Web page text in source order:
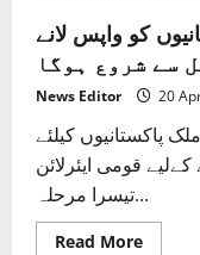
کو واپس لانے
News Editor 20
پاکستانیوں کیلئے
قومی ایئرلائن
تیسرا مرحلہ...
Read MoreRead